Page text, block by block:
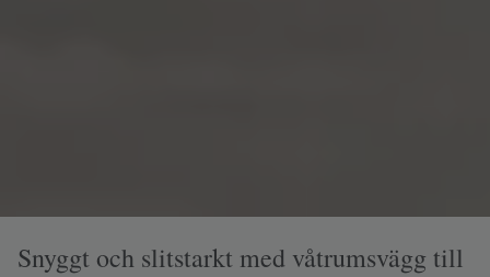
Snyggt och slitstarkt med våtrumsvägg till